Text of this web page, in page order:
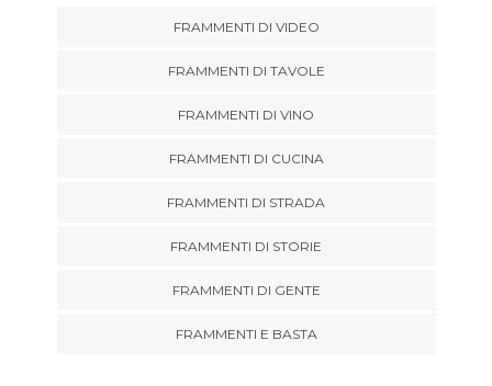
FRAMMENTI DI VIDEO
FRAMMENTI DI TAVOLE
FRAMMENTI DI VINO
FRAMMENTI DI CUCINA
FRAMMENTI DI STRADA
FRAMMENTI DI STORIE
FRAMMENTI DI GENTE
FRAMMENTI E BASTA